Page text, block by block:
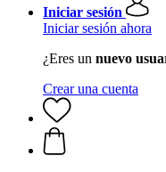
Iniciar sesión
Iniciar sesión ahora
¿Eres un nuevo
Crear una cuenta